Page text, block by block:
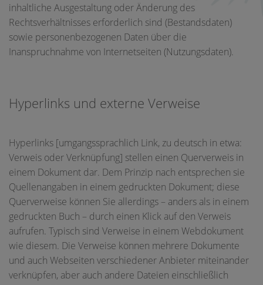
inhaltliche Ausgestaltung oder Änderung des
Rechtsverhältnisses erforderlich sind (Bestandsdaten)
sowie personenbezogenen Daten über die
Inanspruchnahme von Internetseiten (Nutzungsdaten).
Hyperlinks und externe Verweise
Hyperlinks [umgangssprachlich Link, zu deutsch in etwa:
Verweis oder Verknüpfung] stellen einen Querverweis in
einem Dokument dar. Dem Prinzip nach entsprechen sie
Quellenangaben in einem gedruckten Dokument; diese
Querverweise können Sie allerdings – anders als in einem
gedruckten Buch – durch einen Klick auf den Verweis
aufrufen. Typisch sind Verweise in einem Webdokument
wie diesem. Die Verweise können mehrere Dokumente
und auch Webseiten verschiedener Anbieter miteinander
verknüpfen, aber auch andere Dateien einschließlich